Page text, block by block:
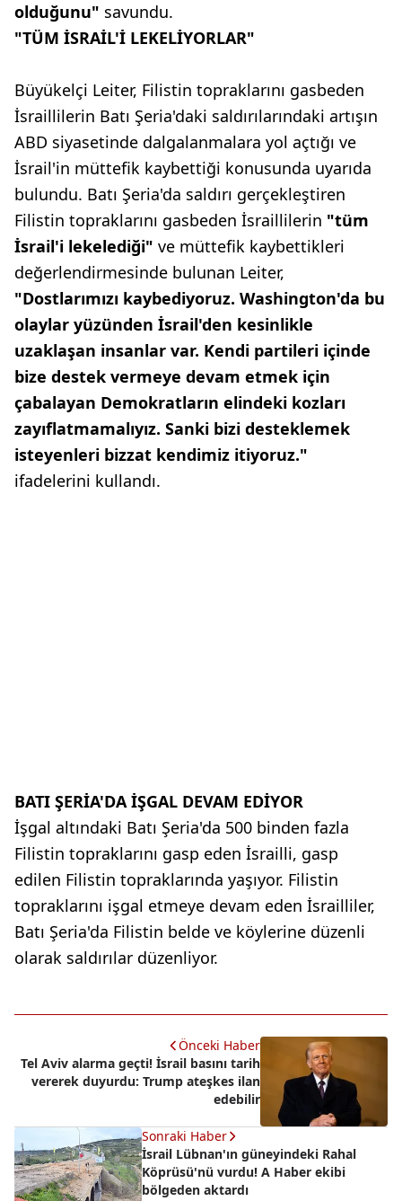
olduğunu" savundu.
"TÜM İSRAİL'İ LEKELİYORLAR"
Büyükelçi Leiter, Filistin topraklarını gasbeden
İsraillilerin Batı Şeria'daki saldırılarındaki artışın
ABD siyasetinde dalgalanmalara yol açtığı ve
İsrail'in müttefik kaybettiği konusunda uyarıda
bulundu. Batı Şeria'da saldırı gerçekleştiren
Filistin topraklarını gasbeden İsraillilerin "tüm
İsrail'i lekelediği" ve müttefik kaybettikleri
değerlendirmesinde bulunan Leiter,
"Dostlarımızı kaybediyoruz. Washington'da bu
olaylar yüzünden İsrail'den kesinlikle
uzaklaşan insanlar var. Kendi partileri içinde
bize destek vermeye devam etmek için
çabalayan Demokratların elindeki kozları
zayıflatmamalıyız. Sanki bizi desteklemek
isteyenleri bizzat kendimiz itiyoruz."
ifadelerini kullandı.
BATI ŞERİA'DA İŞGAL DEVAM EDİYOR
İşgal altındaki Batı Şeria'da 500 binden fazla
Filistin topraklarını gasp eden İsrailli, gasp
edilen Filistin topraklarında yaşıyor. Filistin
topraklarını işgal etmeye devam eden İsrailliler,
Batı Şeria'da Filistin belde ve köylerine düzenli
olarak saldırılar düzenliyor.
Önceki Haber
Tel Aviv alarma geçti! İsrail basını tarih
vererek duyurdu: Trump ateşkes ilan
edebilir
Sonraki Haber
İsrail Lübnan'ın güneyindeki Rahal
Köprüsü'nü vurdu! A Haber ekibi
bölgeden aktardı